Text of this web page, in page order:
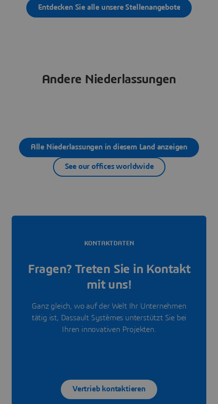
Entdecken Sie alle unsere Stellenangebote
Andere Niederlassungen
Alle Niederlassungen in diesem Land anzeigen
See our offices worldwide
KONTAKTDATEN
Fragen? Treten Sie in Kontakt
mit uns!
Ganz gleich, wo auf der Welt Ihr Unternehmen
tätig ist, Dassault Systèmes unterstützt Sie bei
Ihren innovativen Projekten.
Vertrieb kontaktieren